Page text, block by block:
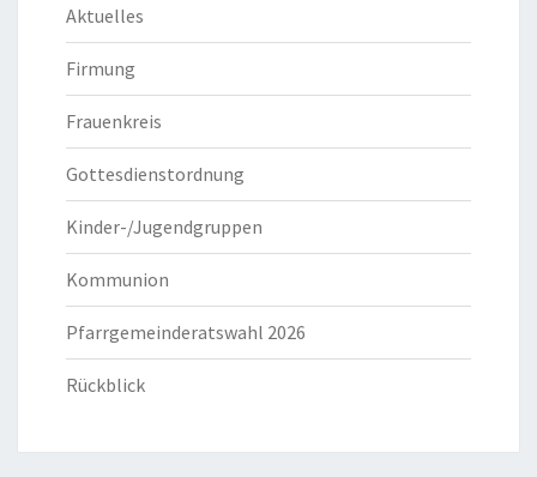
Aktuelles
Firmung
Frauenkreis
Gottesdienstordnung
Kinder-/Jugendgruppen
Kommunion
Pfarrgemeinderatswahl 2026
Rückblick